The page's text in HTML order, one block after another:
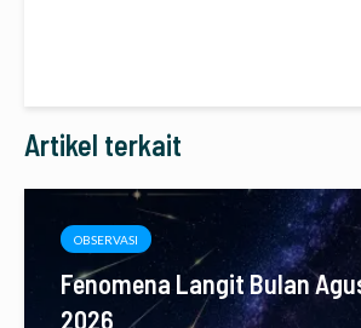
Artikel terkait
OBSERVASI
Fenomena Langit Bulan
2026